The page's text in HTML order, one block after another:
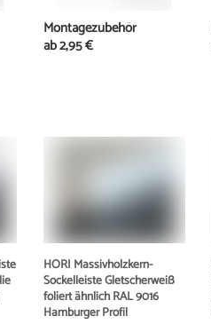
HORI Massivholzkern-
Sockelleiste Gletscherweiß
foliert ähnlich RAL 9016
Hamburger Profil
Montagezubehör
ab2,95 €